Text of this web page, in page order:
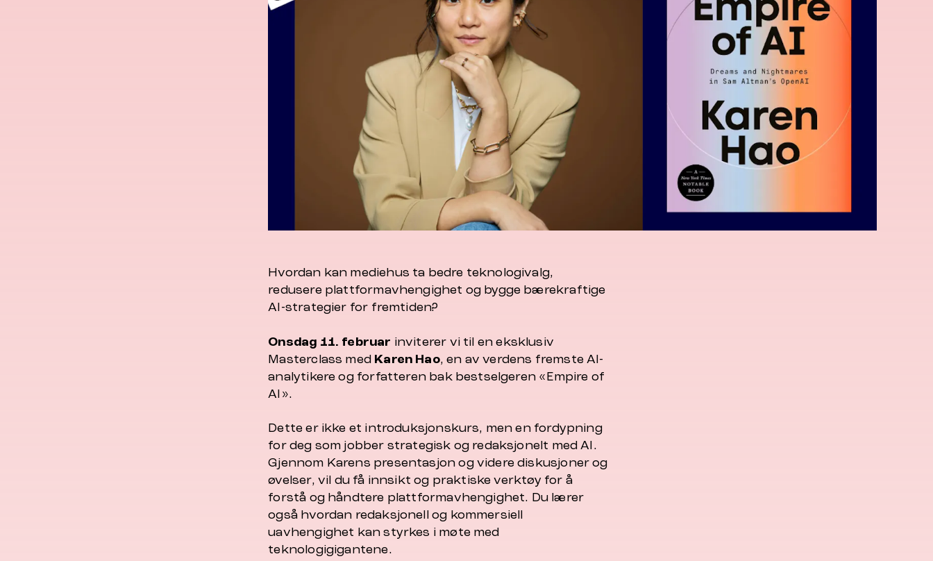
Hvordan kan mediehus ta bedre teknologivalg,
redusere plattformavhengighet og bygge bærekraftige
AI-strategier for fremtiden?
Onsdag 11. februar inviterer vi til en eksklusiv
Masterclass med Karen Hao, en av verdens fremste AI-
analytikere og forfatteren bak bestselgeren «Empire of
AI».
Dette er ikke et introduksjonskurs, men en fordypning
for deg som jobber strategisk og redaksjonelt med AI.
Gjennom Karens presentasjon og videre diskusjoner og
øvelser, vil du få innsikt og praktiske verktøy for å
forstå og håndtere plattformavhengighet. Du lærer
også hvordan redaksjonell og kommersiell
uavhengighet kan styrkes i møte med
teknologigigantene.